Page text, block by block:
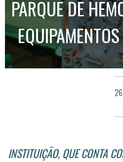
PARQUE DE
INSTITUIÇÃO, QUE CONTA